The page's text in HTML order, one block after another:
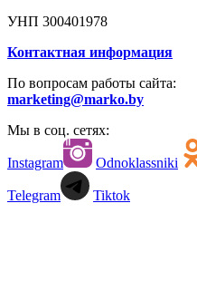
УНП 300401978
Контактная информация
По вопросам работы сайта:
marketing@marko.by
Мы в соц. сетях:
Instagram Odnoklassniki
Telegram Tiktok